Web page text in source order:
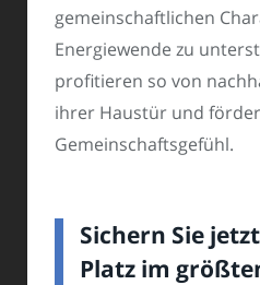
gemeinschaftlichen
Energiewende zu
profitieren so von
ihrer Haustür und
Gemeinschaftsgefühl.
Sichern Sie
Platz im